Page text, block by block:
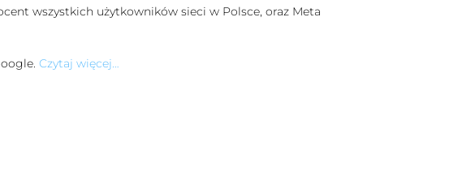
wszystkich użytkowników sieci w Polsce, oraz Meta
Czytaj więcej…